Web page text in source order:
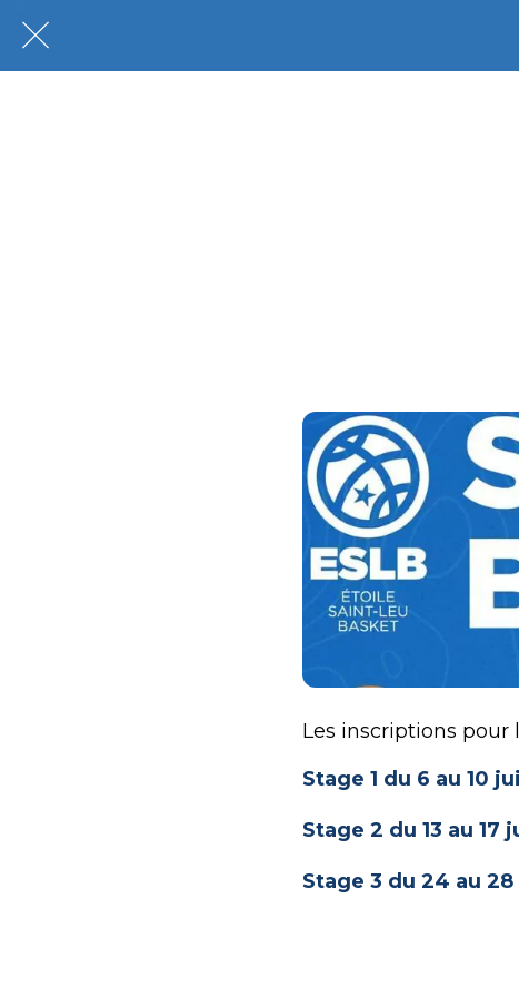
Les inscriptions pour
Stage 1 du 6 au 10
Stage 2 du 13 au 17
Stage 3 du 24 au 28